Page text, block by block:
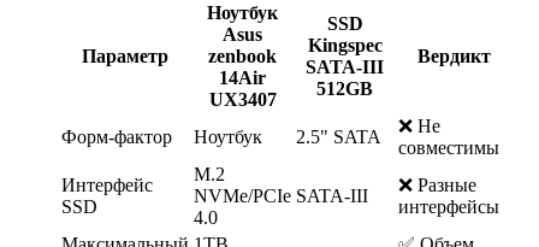
Параметр
Ноутбук
Asus
zenbook
14Air
UX3407
SSD
Kingspec
SATA-III
512GB
Вердикт
Форм-фактор Ноутбук 2.5" SATA
❌ Не
совместимы
Интерфейс
SSD
M.2
NVMe/PCIe
4.0
SATA-III
❌ Разные
интерфейсы